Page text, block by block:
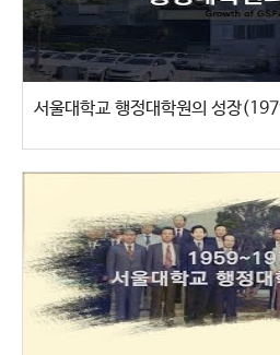
서울대학교 행정대학원의 성장